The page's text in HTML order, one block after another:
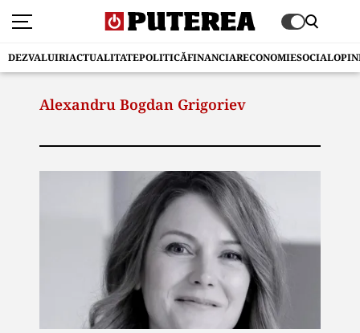
DEZVALUIRIACTUALITATEPOLITICĂFINANCIARECONOMIESOCIAL
Alexandru Bogdan Grigoriev